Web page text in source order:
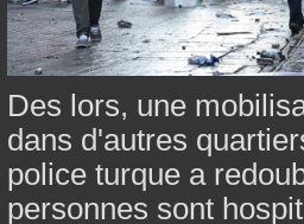
Des lors, une
dans d'autres
police turque a
personnes sont